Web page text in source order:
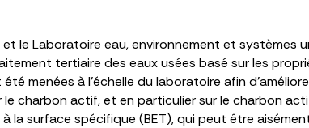
le Laboratoire eau, environnement et systèmes
tertiaire des eaux usées basé sur les
menées à l’échelle du laboratoire afin
charbon actif, et en particulier sur le charbon
surface spécifique (BET), qui peut être